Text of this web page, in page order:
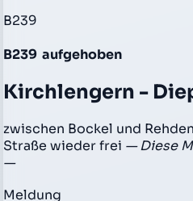
B239
B239 aufgehoben
Kirchlengern -
zwischen Bockel und
Straße wieder frei — Diese
—
Meldung